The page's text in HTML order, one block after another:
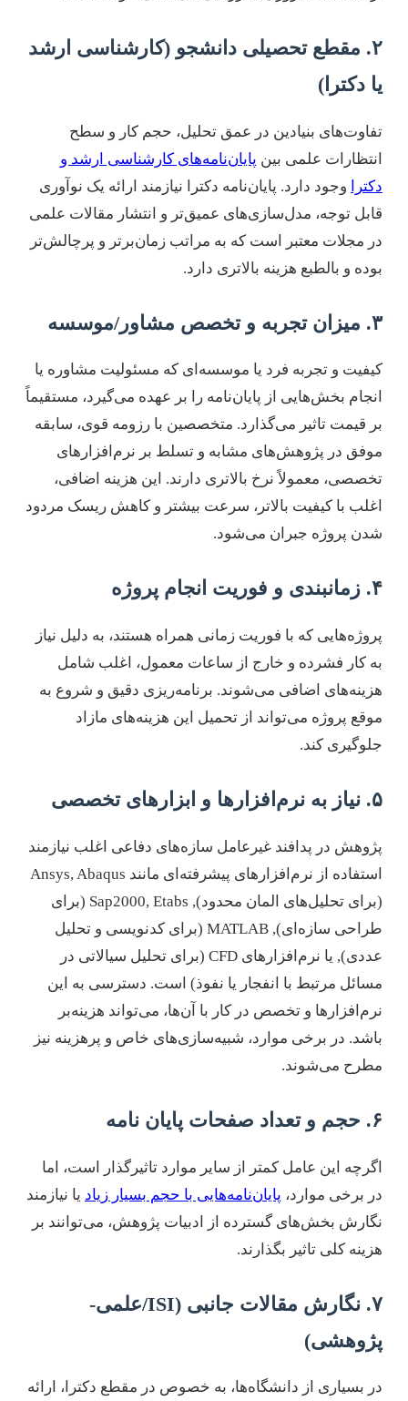
۲. مقطع تحصیلی دانشجو (کارشناسی ارشد
یا دکترا)
تفاوت‌های بنیادین در عمق تحلیل، حجم کار و سطح
انتظارات علمی بین پایان‌نامه‌های کارشناسی ارشد و
دکترا
وجود دارد. پایان‌نامه دکترا نیازمند ارائه یک نوآوری
قابل توجه، مدل‌سازی‌های عمیق‌تر و انتشار مقالات علمی
در مجلات معتبر است که به مراتب زمان‌برتر و پرچالش‌تر
بوده و بالطبع هزینه بالاتری دارد.
۳. میزان تجربه و تخصص مشاور/موسسه
کیفیت و تجربه فرد یا موسسه‌ای که مسئولیت مشاوره یا
انجام بخش‌هایی از پایان‌نامه را بر عهده می‌گیرد، مستقیماً
بر قیمت تاثیر می‌گذارد. متخصصین با رزومه قوی، سابقه
موفق در پژوهش‌های مشابه و تسلط بر نرم‌افزارهای
تخصصی، معمولاً نرخ بالاتری دارند. این هزینه اضافی،
اغلب با کیفیت بالاتر، سرعت بیشتر و کاهش ریسک مردود
شدن پروژه جبران می‌شود.
۴. زمانبندی و فوریت انجام پروژه
پروژه‌هایی که با فوریت زمانی همراه هستند، به دلیل نیاز
به کار فشرده و خارج از ساعات معمول، اغلب شامل
هزینه‌های اضافی می‌شوند. برنامه‌ریزی دقیق و شروع به
موقع پروژه می‌تواند از تحمیل این هزینه‌های مازاد
جلوگیری کند.
۵. نیاز به نرم‌افزارها و ابزارهای تخصصی
پژوهش در پدافند غیرعامل سازه‌های دفاعی اغلب نیازمند
استفاده از نرم‌افزارهای پیشرفته‌ای مانند Ansys, Abaqus
(برای تحلیل‌های المان محدود), Sap2000, Etabs (برای
طراحی سازه‌ای), MATLAB (برای کدنویسی و تحلیل
عددی), یا نرم‌افزارهای CFD (برای تحلیل سیالاتی در
مسائل مرتبط با انفجار یا نفوذ) است. دسترسی به این
نرم‌افزارها و تخصص در کار با آن‌ها، می‌تواند هزینه‌بر
باشد. در برخی موارد، شبیه‌سازی‌های خاص و پرهزینه نیز
مطرح می‌شوند.
۶. حجم و تعداد صفحات پایان نامه
اگرچه این عامل کمتر از سایر موارد تاثیرگذار است، اما
در برخی موارد، پایان‌نامه‌هایی با حجم بسیار زیاد یا نیازمند
نگارش بخش‌های گسترده از ادبیات پژوهش، می‌توانند بر
هزینه کلی تاثیر بگذارند.
۷. نگارش مقالات جانبی (ISI/علمی-
پژوهشی)
در بسیاری از دانشگاه‌ها، به خصوص در مقطع دکترا، ارائه